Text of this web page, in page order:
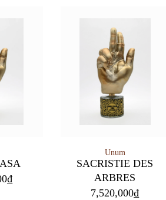
₫
Unum
SACRISTIE DES
ARBRES
7,520,000₫